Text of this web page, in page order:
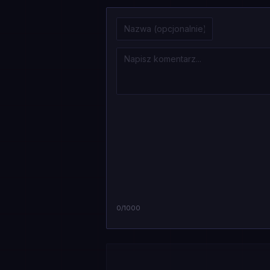
0/1000